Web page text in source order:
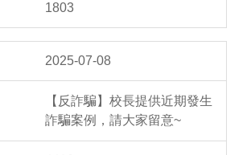
1803
2025-07-08
【反詐騙】校長提供近期發生
詐騙案例，請大家留意~